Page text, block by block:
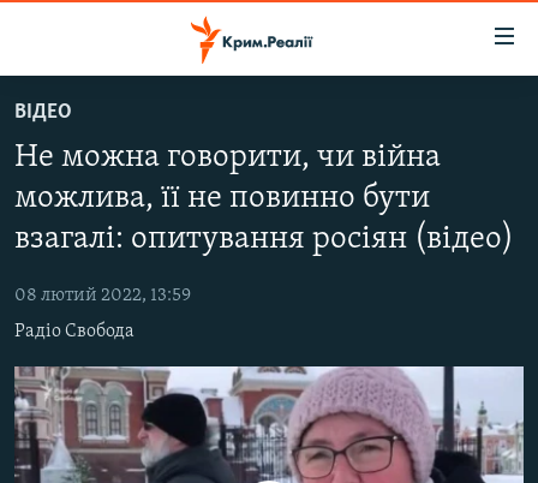
до
основного
матеріалу
до
навігації
Перейти
до
пошуку
НОВИНИ
ВОДА.КРИМ
ВІДЕО ТА ФОТО
БЛОГИ
ПОГЛЯД
ІНТЕРВ'Ю
ВСЕ ЗА ДЕНЬ
СПЕЦПРОЕКТИ
ВІДЕО
Не можна говорити, чи війна
можлива, її не повинно бути
взагалі: опитування росіян (відео)
08 лютий 2022, 13:59
Радіо Свобода